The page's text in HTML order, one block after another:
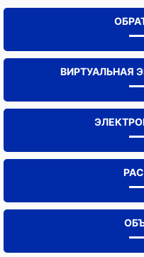
ВИРТУАЛЬНАЯ